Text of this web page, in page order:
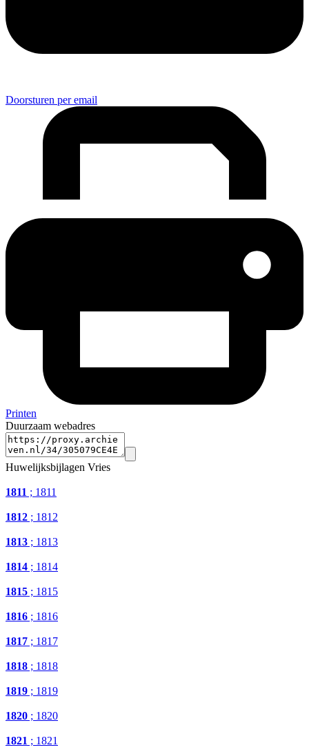
Doorsturen per email
Printen
Duurzaam webadres
Huwelijksbijlagen Vries
1811 ; 1811
1812 ; 1812
1813 ; 1813
1814 ; 1814
1815 ; 1815
1816 ; 1816
1817 ; 1817
1818 ; 1818
1819 ; 1819
1820 ; 1820
1821 ; 1821